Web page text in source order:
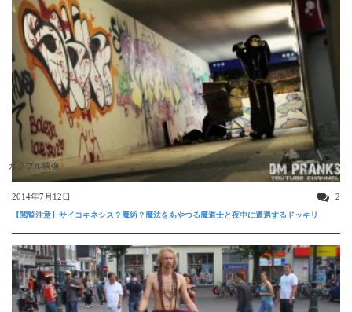
ガクブル映像
2014年7月12日 2
【閲覧注意】サイコキネシス？魔術？魔法をあやつる魔道士と夜中に遭遇するドッキリ